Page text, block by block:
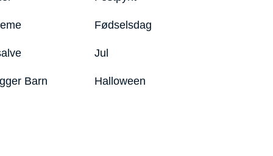
Barn
Fødselsdag
Jul
Halloween